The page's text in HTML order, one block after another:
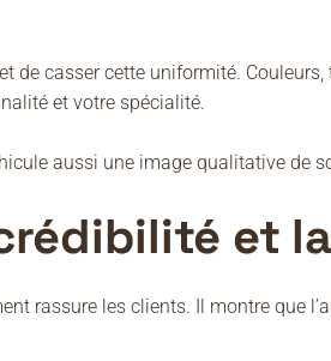
de casser cette uniformité.
et votre spécialité.
aussi une image qualitative de
et
rassure les clients. Il montre que